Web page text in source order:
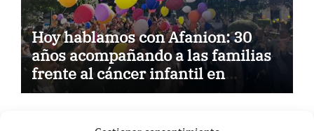
Hoy hablamos con Afanion: 30
años acompañando a las familias
frente al cáncer infantil en
Castilla-La Mancha